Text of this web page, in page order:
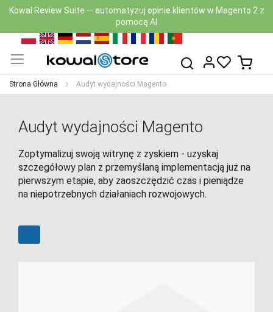
Nowa wersja Kowal Security Scan z AI już dostępna — zobacz
moduł
Przejdź
treści
PL EN DE NL ES IT FR RO
PT
Szukaj
Mój
Strona Główna Audyt wydajności Magento
Audyt wydajności Magento
Zoptymalizuj swoją witrynę z zyskiem - uzyskaj
szczegółowy plan z przemyślaną implementacją już na
pierwszym etapie, aby zaoszczędzić czas i pieniądze
na niepotrzebnych działaniach rozwojowych.